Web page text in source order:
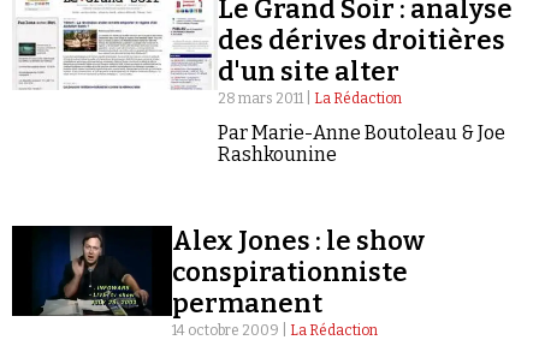
Le Grand Soir : analyse
des dérives droitières
d'un site alter
28 mars 2011 | La Rédaction
Par Marie-Anne Boutoleau & Joe
Rashkounine
Alex Jones : le show
conspirationniste
permanent
14 octobre 2009 | La Rédaction